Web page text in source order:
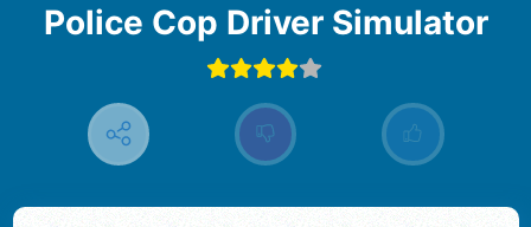
Police Cop Driver Simulator